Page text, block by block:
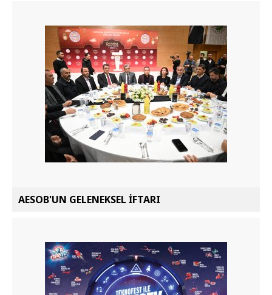
AESOB'UN GELENEKSEL İFTARI